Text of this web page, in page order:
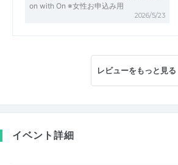
on with On ※女性お申込み用
2026/5/23
レビューをもっと見る
イベント詳細